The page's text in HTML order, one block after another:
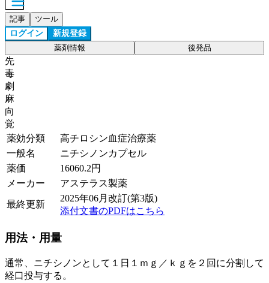
記事 ツール
ログイン 新規登録
薬剤情報 後発品
先
毒
劇
麻
向
覚
薬効分類
高チロシン血症治療薬
一般名
ニチシノンカプセル
薬価
16060.2円
メーカー
アステラス製薬
最終更新
2025年06月改訂(第3版)
添付文書のPDFはこちら
用法・用量
通常、ニチシノンとして１日１ｍｇ／ｋｇを２回に分割して
経口投与する。